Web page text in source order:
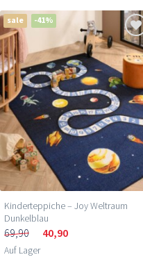
sale -41%
Kinderteppiche – Joy Weltraum
Dunkelblau
69,90 40,90
Auf Lager